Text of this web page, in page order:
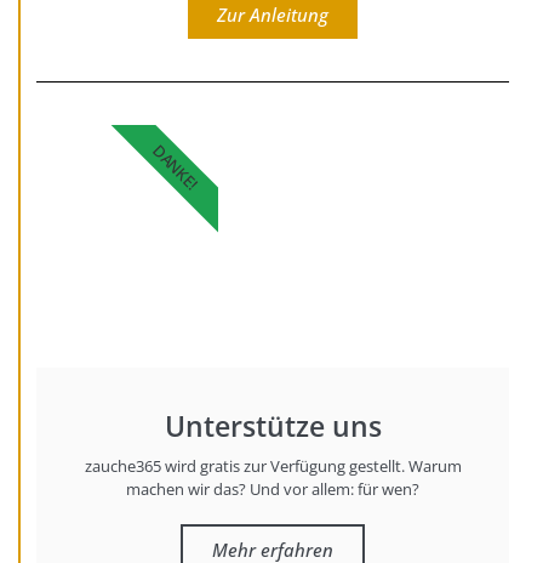
Zur Anleitung
Unterstütze uns
zauche365 wird gratis zur Verfügung gestellt. Warum
machen wir das? Und vor allem: für wen?
Mehr erfahren
DANKE!